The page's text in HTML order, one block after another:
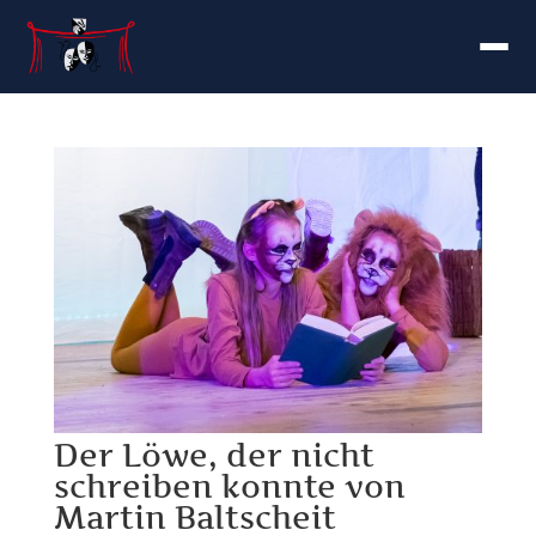
Der Löwe, der nicht
schreiben konnte von
Martin Baltscheit